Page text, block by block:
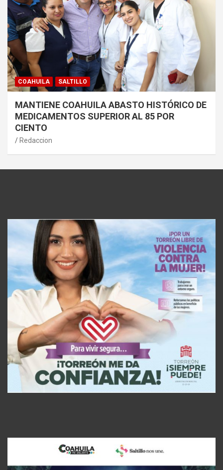
COAHUILA SALTILLO
MANTIENE COAHUILA ABASTO HISTÓRICO DE
MEDICAMENTOS SUPERIOR AL 85 POR
CIENTO
Redaccion